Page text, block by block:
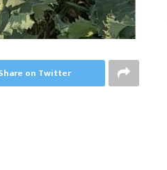
on Twitter